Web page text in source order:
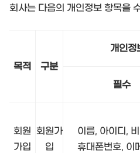
회사는 다음의 개인정보 항목을
목적 구분
개인정
필수
회원
가입
회원가
입
이름, 아이디,
휴대폰번호, 이